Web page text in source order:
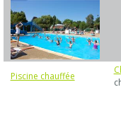
Piscine chauffée